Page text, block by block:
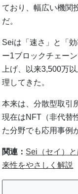
ており、幅広い機関
だ。
Seiは「速さ」と「
ー1ブロックチェー
上げ、以来3,500万
理してきた。
本来は、分散型取引
現在はNFT（非代替
た分野でも応用事例
関連： Sei（セイ）
来性をやさしく解説